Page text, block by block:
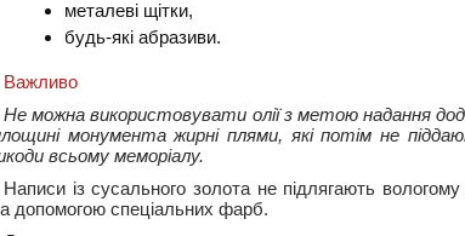
металеві щітки,
будь-які абразиви.
Важливо
Не можна використовувати олії з метою надання
монумента жирні плями, які потім не
всьому меморіалу.
Написи із сусального золота не підлягають
допомогою спеціальних фарб.